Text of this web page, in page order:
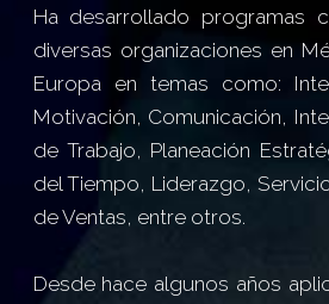
Ha desarrollado programas
diversas organizaciones en
Europa en temas como:
Motivación, Comunicación,
de Trabajo, Planeación
del Tiempo, Liderazgo,
de Ventas, entre otros.
Desde hace algunos años